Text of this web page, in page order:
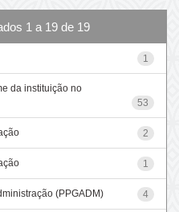
1 a 19 de 19
1
da instituição no
53
2
1
(PPGADM) 4